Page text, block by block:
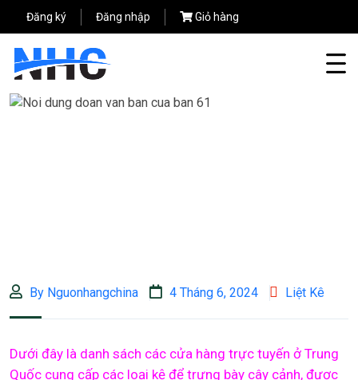
Đăng ký Đăng nhập Giỏ hàng
By Nguonhangchina 4 Tháng 6, 2024 Liệt Kê
Dưới đây là danh sách các cửa hàng trực tuyến ở Trung
Quốc cung cấp các loại kệ để trưng bày cây cảnh, được